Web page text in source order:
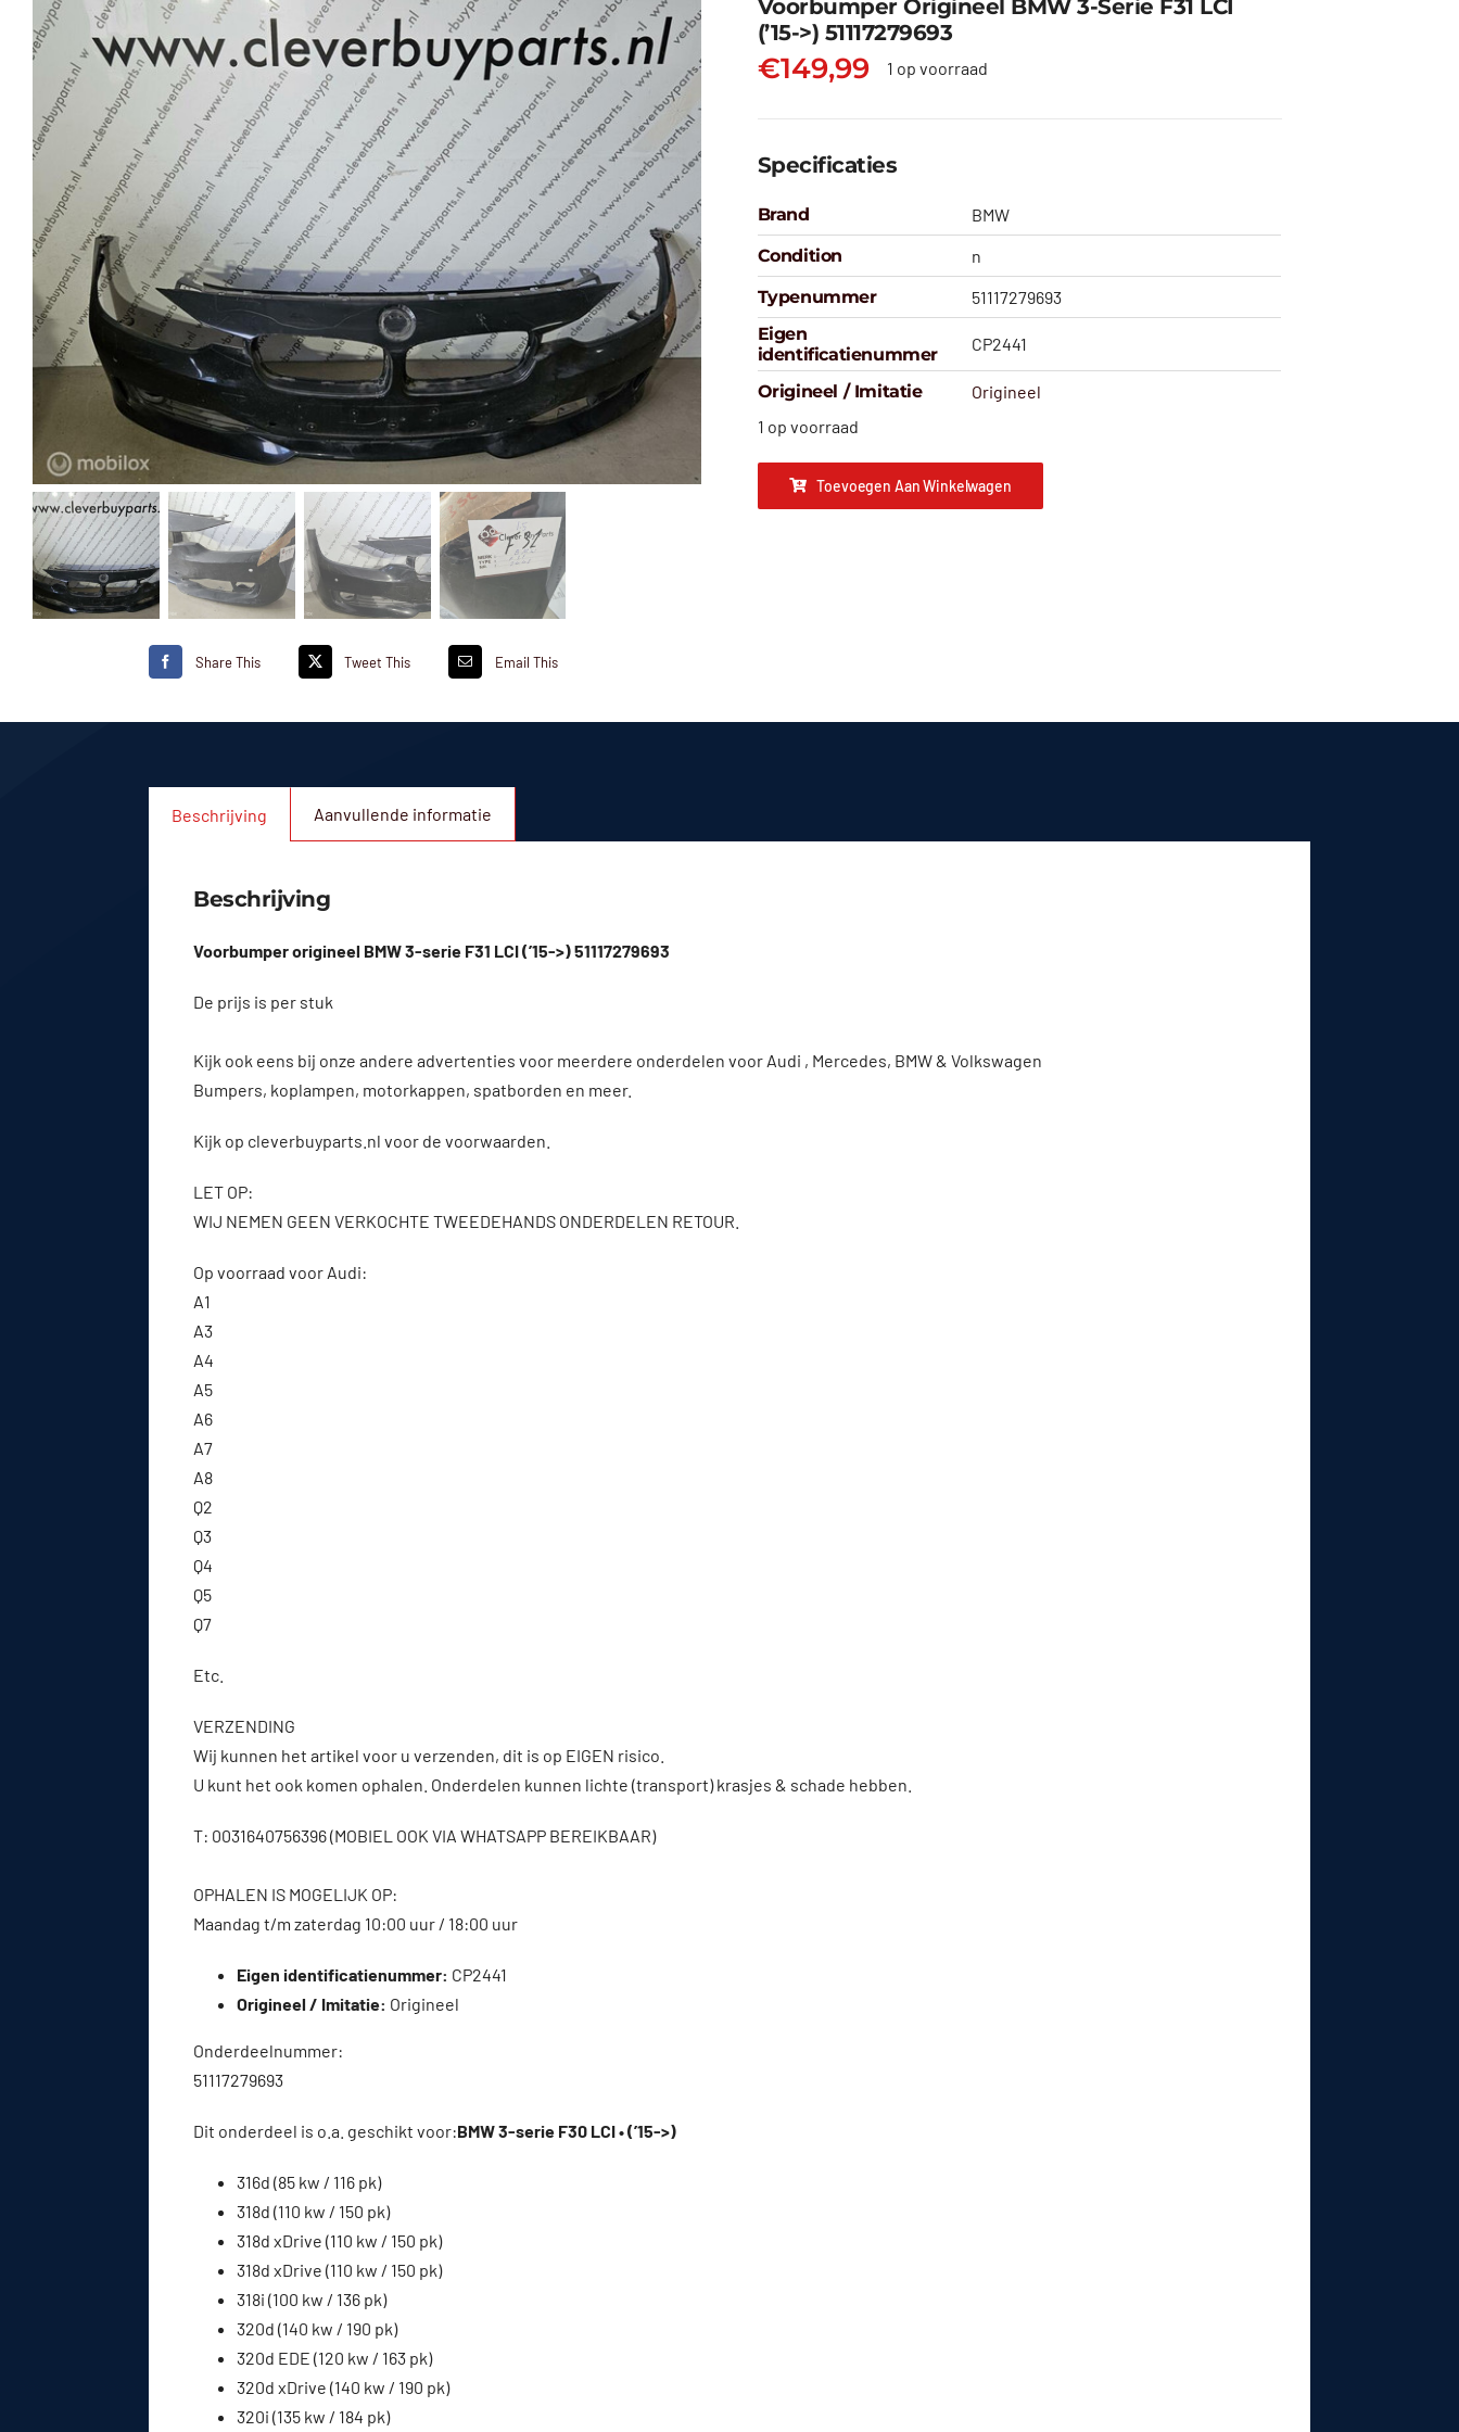
Share This Tweet This Email This
Voorbumper Origineel BMW 3-Serie F31 LCI
(’15->) 51117279693
€149,99 1 op voorraad
Specificaties
Brand
BMW
Condition
n
Typenummer
51117279693
Eigen
identificatienummer
CP2441
Origineel / Imitatie
Origineel
1 op voorraad
Toevoegen Aan Winkelwagen
Beschrijving Aanvullende informatie
Beschrijving
Voorbumper origineel BMW 3-serie F31 LCI (’15->) 51117279693
De prijs is per stuk
Kijk ook eens bij onze andere advertenties voor meerdere onderdelen voor Audi , Mercedes, BMW & Volkswagen
Bumpers, koplampen, motorkappen, spatborden en meer.
Kijk op cleverbuyparts.nl voor de voorwaarden.
LET OP:
WIJ NEMEN GEEN VERKOCHTE TWEEDEHANDS ONDERDELEN RETOUR.
Op voorraad voor Audi:
A1
A3
A4
A5
A6
A7
A8
Q2
Q3
Q4
Q5
Q7
Etc.
VERZENDING
Wij kunnen het artikel voor u verzenden, dit is op EIGEN risico.
U kunt het ook komen ophalen. Onderdelen kunnen lichte (transport) krasjes & schade hebben.
T: 0031640756396 (MOBIEL OOK VIA WHATSAPP BEREIKBAAR)
OPHALEN IS MOGELIJK OP:
Maandag t/m zaterdag 10:00 uur / 18:00 uur
Eigen identificatienummer: CP2441
Origineel / Imitatie: Origineel
Onderdeelnummer:
51117279693
Dit onderdeel is o.a. geschikt voor:BMW 3-serie F30 LCI • (’15->)
316d (85 kw / 116 pk)
318d (110 kw / 150 pk)
318d xDrive (110 kw / 150 pk)
318d xDrive (110 kw / 150 pk)
318i (100 kw / 136 pk)
320d (140 kw / 190 pk)
320d EDE (120 kw / 163 pk)
320d xDrive (140 kw / 190 pk)
320i (135 kw / 184 pk)